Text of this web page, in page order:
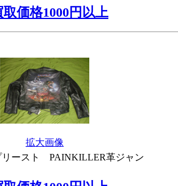
拡大画像
リースト PAINKILLER革ジャン